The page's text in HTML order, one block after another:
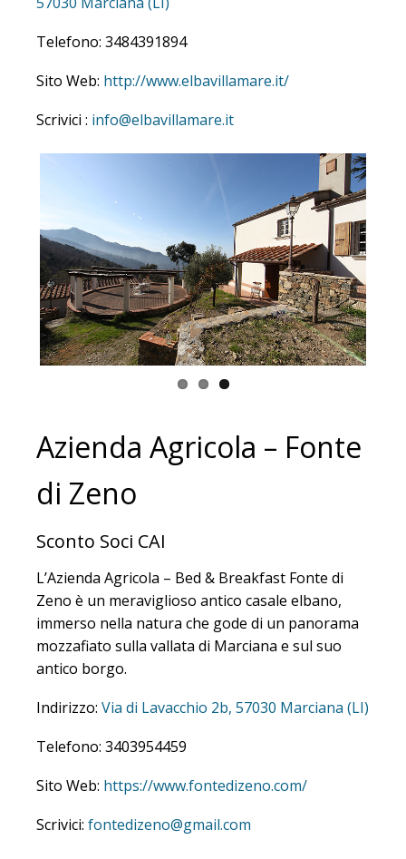
57030 Marciana (LI)
Telefono: 3484391894
Sito Web: http://www.elbavillamare.it/
Scrivici : info@elbavillamare.it
Azienda Agricola – Fonte
di Zeno
Sconto Soci CAI
L’Azienda Agricola – Bed & Breakfast Fonte di
Zeno è un meraviglioso antico casale elbano,
immerso nella natura che gode di un panorama
mozzafiato sulla vallata di Marciana e sul suo
antico borgo.
Indirizzo: Via di Lavacchio 2b, 57030 Marciana (LI)
Telefono: 3403954459
Sito Web: https://www.fontedizeno.com/
Scrivici: fontedizeno@gmail.com